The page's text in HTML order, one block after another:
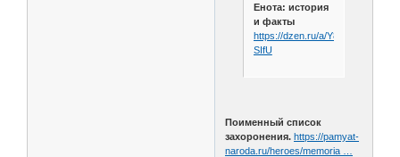
Енота: история
и факты
https://dzen.ru/a/Y804J7k9K0N-
SIfU
Поименный список
захоронения. https://pamyat-
naroda.ru/heroes/memoria …